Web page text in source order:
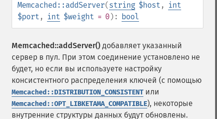
Memcached::addServer(string $host ,
int
$port , int $weight = 0): bool
Memcached::addServer() добавляет указанный
сервер в пул. При этом соединение установлено не
будет, но если вы используете настройку
консистентного распределения ключей (с помощью
Memcached::DISTRIBUTION_CONSISTENT или
Memcached::OPT_LIBKETAMA_COMPATIBLE), некоторые
внутренние структуры данных будут обновлены.